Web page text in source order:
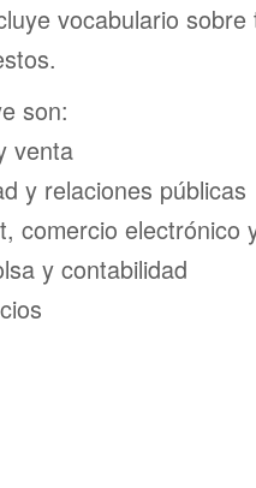
vocabulario
son:
venta
y relaciones públicas
comercio electrónico
y contabilidad